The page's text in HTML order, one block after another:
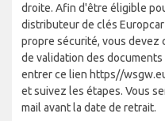
droite. Afin d'être éligible
distributeur de clés
propre sécurité, vous devez
de validation des
entrer ce lien https//
et suivez les étapes. Vous
mail avant la date de retrait.